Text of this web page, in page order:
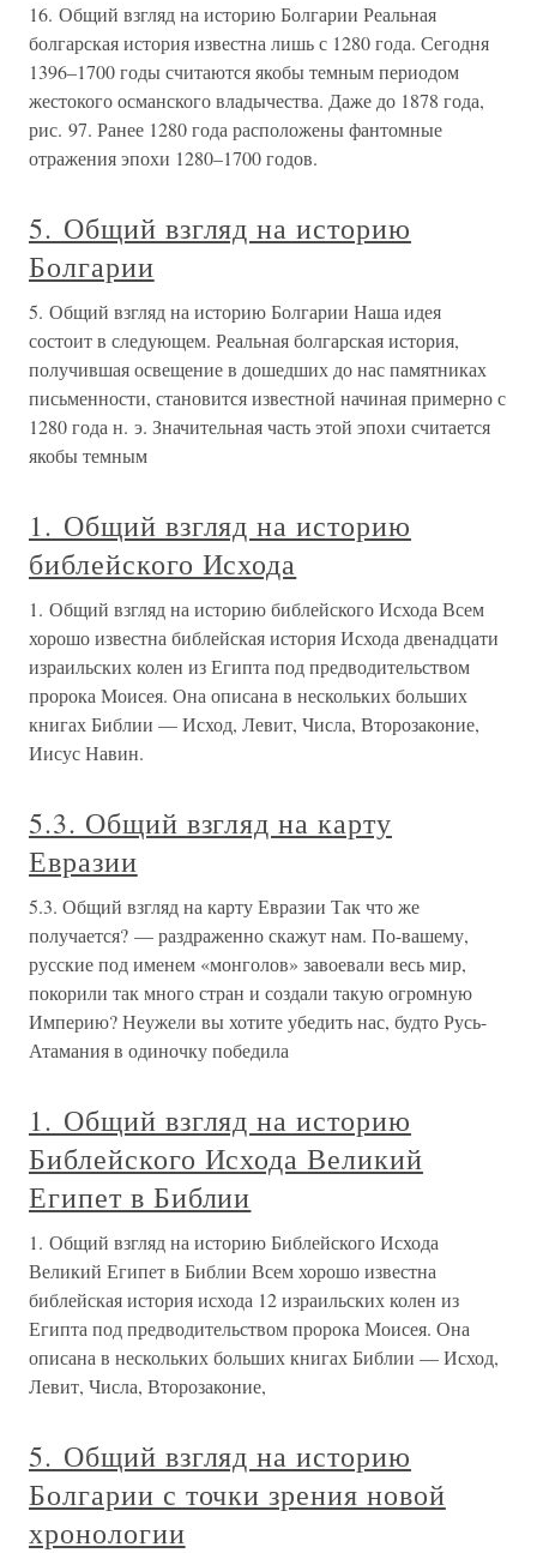
16. Общий взгляд на историю Болгарии Реальная
болгарская история известна лишь с 1280 года. Сегодня
1396–1700 годы считаются якобы темным периодом
жестокого османского владычества. Даже до 1878 года,
рис. 97. Ранее 1280 года расположены фантомные
отражения эпохи 1280–1700 годов.
5. Общий взгляд на историю
Болгарии
5. Общий взгляд на историю Болгарии Наша идея
состоит в следующем. Реальная болгарская история,
получившая освещение в дошедших до нас памятниках
письменности, становится известной начиная примерно с
1280 года н. э. Значительная часть этой эпохи считается
якобы темным
1. Общий взгляд на историю
библейского Исхода
1. Общий взгляд на историю библейского Исхода Всем
хорошо известна библейская история Исхода двенадцати
израильских колен из Египта под предводительством
пророка Моисея. Она описана в нескольких больших
книгах Библии — Исход, Левит, Числа, Второзаконие,
Иисус Навин.
5.3. Общий взгляд на карту
Евразии
5.3. Общий взгляд на карту Евразии Так что же
получается? — раздраженно скажут нам. По-вашему,
русские под именем «монголов» завоевали весь мир,
покорили так много стран и создали такую огромную
Империю? Неужели вы хотите убедить нас, будто Русь-
Атамания в одиночку победила
1. Общий взгляд на историю
Библейского Исхода Великий
Египет в Библии
1. Общий взгляд на историю Библейского Исхода
Великий Египет в Библии Всем хорошо известна
библейская история исхода 12 израильских колен из
Египта под предводительством пророка Моисея. Она
описана в нескольких больших книгах Библии — Исход,
Левит, Числа, Второзаконие,
5. Общий взгляд на историю
Болгарии с точки зрения новой
хронологии